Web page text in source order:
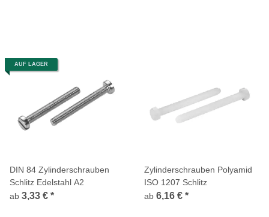
AUF LAGER
DIN 84 Zylinderschrauben
Schlitz Edelstahl A2
ab 3,33 € *
Zylinderschrauben Polyamid
ISO 1207 Schlitz
ab 6,16 € *